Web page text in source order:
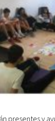
presentes y